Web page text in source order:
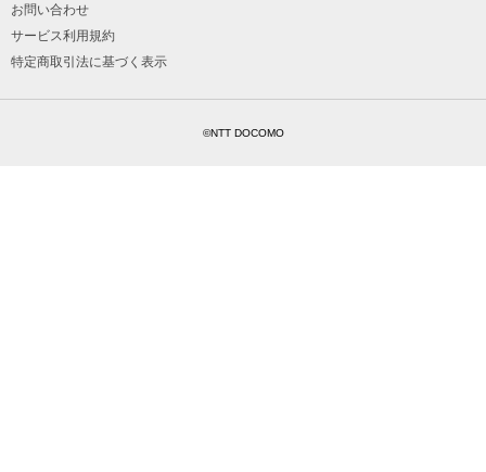
お問い合わせ
サービス利用規約
特定商取引法に基づく表示
©NTT DOCOMO